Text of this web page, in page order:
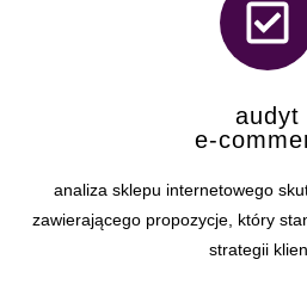
audyt
e-
analiza sklepu internetowego
zawierającego propozycje, który
strategii